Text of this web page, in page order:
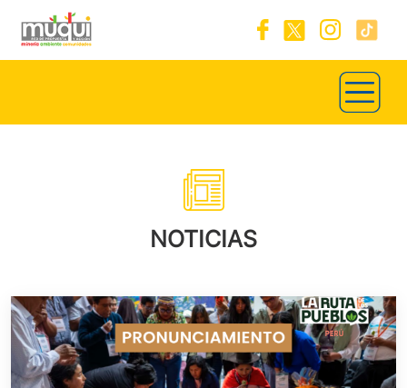
NOTICIAS